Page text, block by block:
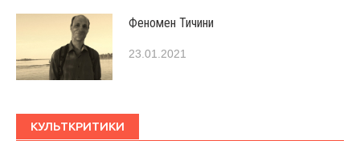
Феномен Тичини
23.01.2021
КУЛЬТКРИТИКИ